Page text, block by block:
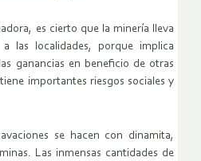
es cierto que la minería lleva
las localidades, porque implica
ganancias en beneficio de otras
importantes riesgos sociales y
se hacen con dinamita,
Las inmensas cantidades de